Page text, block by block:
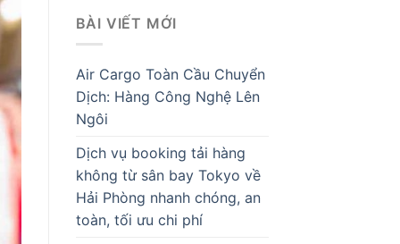
BÀI VIẾT MỚI
Air Cargo Toàn Cầu Chuyển
Dịch: Hàng Công Nghệ Lên
Ngôi
Dịch vụ booking tải hàng
không từ sân bay Tokyo về
Hải Phòng nhanh chóng, an
toàn, tối ưu chi phí